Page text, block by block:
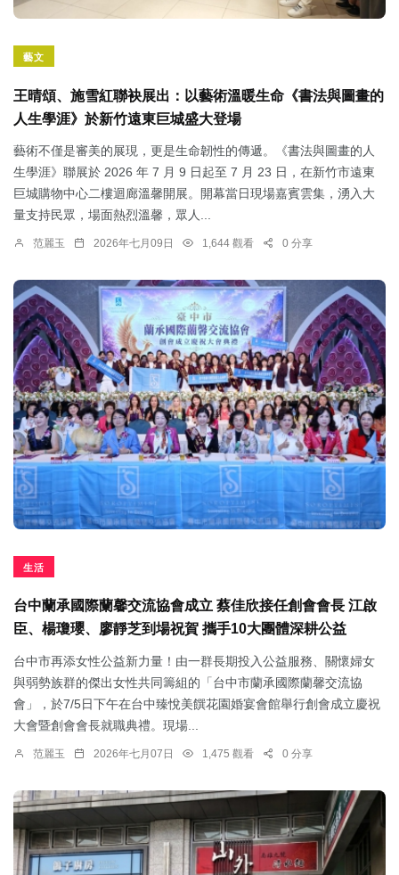
藝文
王晴頌、施雪紅聯袂展出：以藝術溫暖生命《書法與圖畫的
人生學涯》於新竹遠東巨城盛大登場
藝術不僅是審美的展現，更是生命韌性的傳遞。《書法與圖畫的人
生學涯》聯展於 2026 年 7 月 9 日起至 7 月 23 日，在新竹市遠東
巨城購物中心二樓迴廊溫馨開展。開幕當日現場嘉賓雲集，湧入大
量支持民眾，場面熱烈溫馨，眾人...
范麗玉 2026年七月09日 1,644 觀看 0 分享
生活
台中蘭承國際蘭馨交流協會成立 蔡佳欣接任創會會長 江啟
臣、楊瓊瓔、廖靜芝到場祝賀 攜手10大團體深耕公益
台中市再添女性公益新力量！由一群長期投入公益服務、關懷婦女
與弱勢族群的傑出女性共同籌組的「台中市蘭承國際蘭馨交流協
會」，於7/5日下午在台中臻悅美饌花園婚宴會館舉行創會成立慶祝
大會暨創會會長就職典禮。現場...
范麗玉 2026年七月07日 1,475 觀看 0 分享